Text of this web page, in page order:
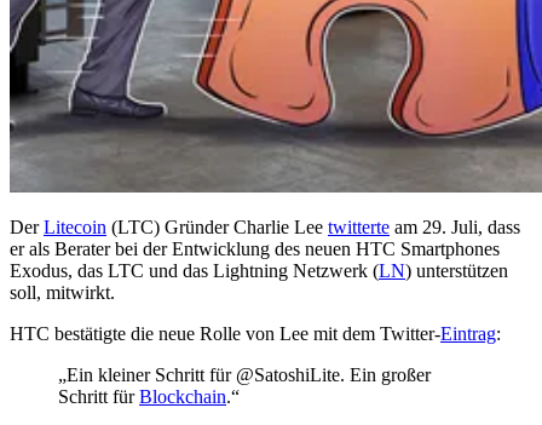
DerLitecoin (LTC) Gründer Charlie Lee twitterte am 29. Juli, dass
er als Berater bei der Entwicklung des neuen HTC Smartphones
Exodus, das LTC und das Lightning Netzwerk (LN) unterstützen
soll, mitwirkt.
HTC bestätigte die neue Rolle von Lee mit dem Twitter-Eintrag:
„Ein kleiner Schritt für @SatoshiLite. Ein großer
Schritt fürBlockchain.“